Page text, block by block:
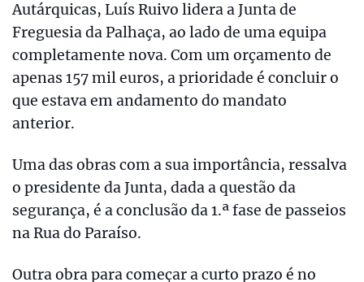
Autárquicas, Luís Ruivo lidera a Junta de
Freguesia da Palhaça, ao lado de uma equipa
completamente nova. Com um orçamento de
apenas 157 mil euros, a prioridade é concluir o
que estava em andamento do mandato
anterior.
Uma das obras com a sua importância, ressalva
o presidente da Junta, dada a questão da
segurança, é a conclusão da 1.ª fase de passeios
na Rua do Paraíso.
Outra obra para começar a curto prazo é no